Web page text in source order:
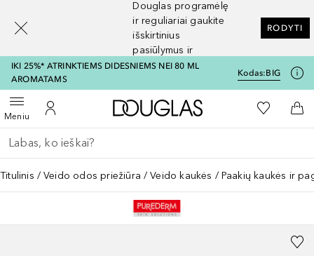
Douglas programėlę
ir reguliariai gaukite
išskirtinius
pasiūlymus ir
nuolaidas
RODYTI
IKI 25%* ATRINKTIEMS DIDESNIEMS NEI 80 ML
AROMATAMS
Kodas:BIG
MeniuAtidaryti meniuĮ mano paskyrą
Į Douglas pagrindinį
Į mano
Į
Grįžk atgal
Vykdykite paiešką
Titulinis Veido odos priežiūra Veido kaukės Paakių kaukės ir
[navigation.slideout.screenreader]